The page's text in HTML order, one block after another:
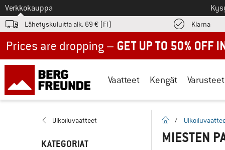
Tästä siirtyäksesi
Verkkokauppa
Lähetyskuluitta alk. 69 € (FI) Klarna
Vaatteet Kengät Varusteet
Ulkoiluvaatteet
KATEGORIAT
Kotisivu
/
MIESTEN